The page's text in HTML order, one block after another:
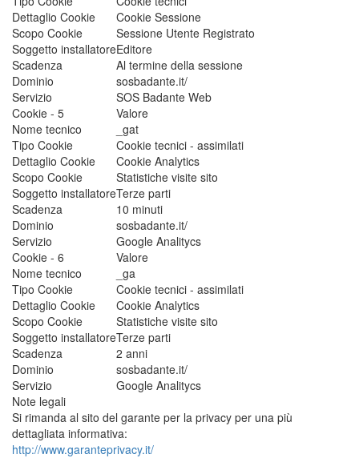
Dettaglio Cookie
Cookie Sessione
Scopo Cookie
Sessione Utente Registrato
Soggetto installatoreEditore
Scadenza
Al termine della sessione
Dominio
sosbadante.it/
Servizio
SOS Badante Web
Cookie - 5
Valore
Nome tecnico
_gat
Tipo Cookie
Cookie tecnici - assimilati
Dettaglio Cookie
Cookie Analytics
Scopo Cookie
Statistiche visite sito
Soggetto installatoreTerze parti
Scadenza
10 minuti
Dominio
sosbadante.it/
Servizio
Google Analitycs
Cookie - 6
Valore
Nome tecnico
_ga
Tipo Cookie
Cookie tecnici - assimilati
Dettaglio Cookie
Cookie Analytics
Scopo Cookie
Statistiche visite sito
Soggetto installatoreTerze parti
Scadenza
2 anni
Dominio
sosbadante.it/
Servizio
Google Analitycs
Note legali
Si rimanda al sito del garante per la privacy per una più
dettagliata informativa:
http://www.garanteprivacy.it/